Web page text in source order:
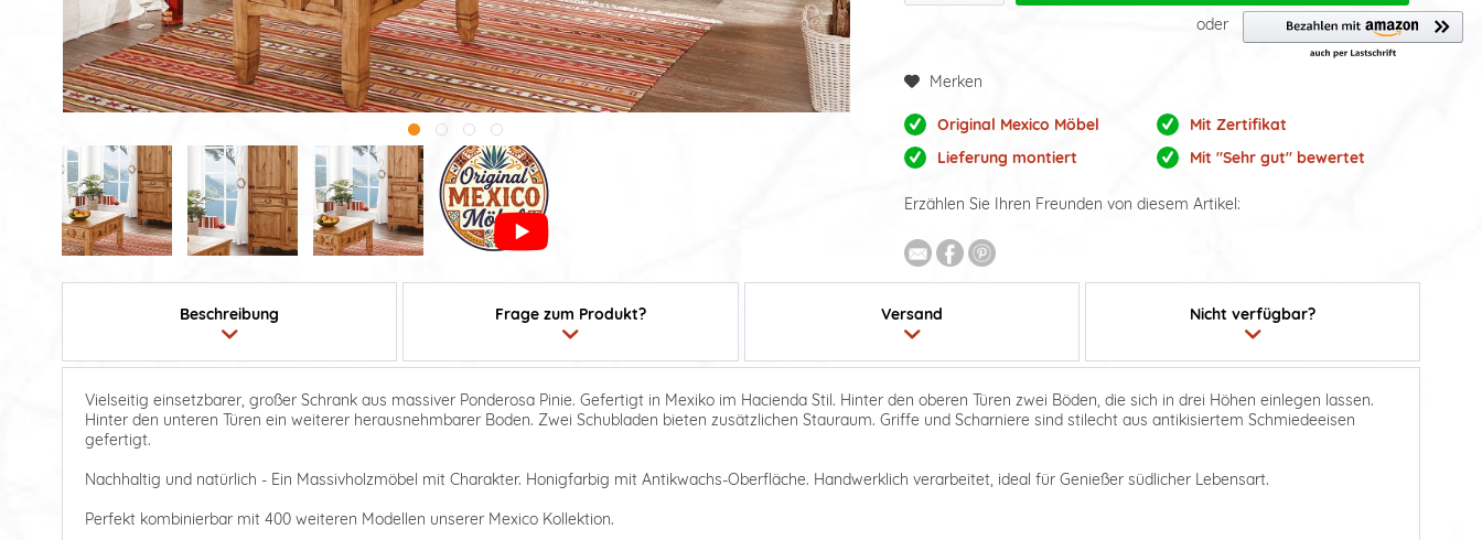
oder
Merken
Original Mexico Möbel
Mit Zertifikat
Lieferung montiert
Mit "Sehr gut" bewertet
Erzählen Sie Ihren Freunden von diesem Artikel:
Beschreibung Frage zum Produkt? Versand Nicht verfügbar?
Vielseitig einsetzbarer, großer Schrank aus massiver Ponderosa Pinie. Gefertigt in Mexiko im Hacienda Stil. Hinter den oberen Türen zwei Böden, die sich in drei Höhen einlegen lassen.
Hinter den unteren Türen ein weiterer herausnehmbarer Boden. Zwei Schubladen bieten zusätzlichen Stauraum. Griffe und Scharniere sind stilecht aus antikisiertem Schmiedeeisen
gefertigt.
Nachhaltig und natürlich - Ein Massivholzmöbel mit Charakter. Honigfarbig mit Antikwachs-Oberfläche. Handwerklich verarbeitet, ideal für Genießer südlicher Lebensart.
Perfekt kombinierbar mit 400 weiteren Modellen unserer Mexico Kollektion.